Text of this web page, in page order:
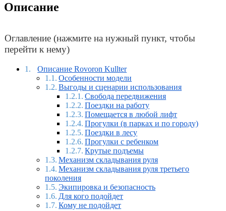
Описание
Оглавление (нажмите на нужный пункт, чтобы
перейти к нему)
Описание Rovoron Kullter
Особенности модели
Выгоды и сценарии использования
Свобода передвижения
Поездки на работу
Помещается в любой лифт
Прогулки (в парках и по городу)
Поездки в лесу
Прогулки с ребенком
Крутые подъемы
Механизм складывания руля
Механизм складывания руля третьего
поколения
Экипировка и безопасность
Для кого подойдет
Кому не подойдет